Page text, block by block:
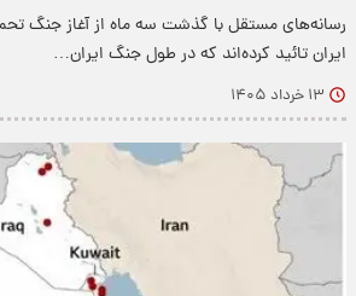
رسانه‌های مستقل با گذشت سه ماه از آغاز جنگ
ایران تائید کرده‌اند که در طول جنگ ایران…
۱۳ خرداد ۱۴۰۵